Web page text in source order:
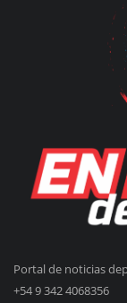
Portal de noticias
+54 9 342 4068356